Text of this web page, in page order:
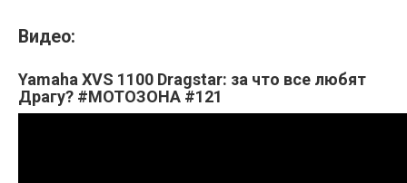
Видео:
Yamaha XVS 1100 Dragstar: за что все любят
Драгу? #МОТОЗОНА #121